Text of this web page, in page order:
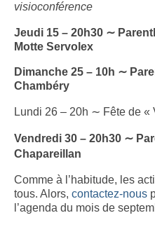
visioconférence
Jeudi 15 – 20h30 ∼
Motte Servolex
Dimanche 25 – 10h ∼
Chambéry
Lundi 26 – 20h ∼ Fête de «
Vendredi 30 – 20h30 ∼
Chapareillan
Comme à l’habitude, les
tous. Alors, contactez-nous
l’agenda du mois de